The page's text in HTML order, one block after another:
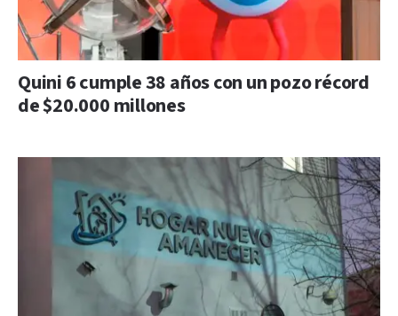
Quini 6 cumple 38 años con un pozo récord
de $20.000 millones